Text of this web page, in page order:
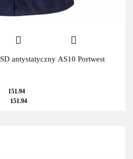
antystatyczny AS10 Portwest
151.94
151.94